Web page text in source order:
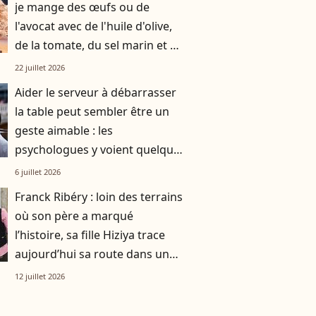
je mange des œufs ou de
l'avocat avec de l'huile d'olive,
de la tomate, du sel marin et un
smoothie"
22 juillet 2026
Aider le serveur à débarrasser
la table peut sembler être un
geste aimable : les
psychologues y voient quelque
chose de bien plus profond.
6 juillet 2026
Franck Ribéry : loin des terrains
où son père a marqué
l’histoire, sa fille Hiziya trace
aujourd’hui sa route dans un
tout autre univers
12 juillet 2026